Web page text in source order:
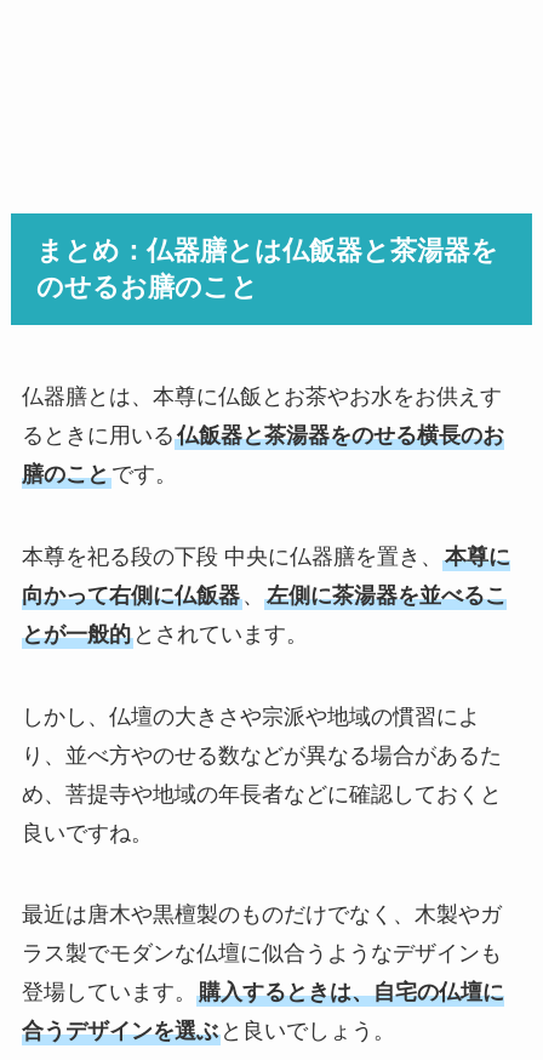
まとめ：仏器膳とは仏飯器と茶湯器を
のせるお膳のこと
仏器膳とは、本尊に仏飯とお茶やお水をお供えす
るときに用いる仏飯器と茶湯器をのせる横長のお
膳のことです。
本尊を祀る段の下段 中央に仏器膳を置き、 本尊に
向かって右側に仏飯器、 左側に茶湯器を並べるこ
とが一般的とされています。
しかし、仏壇の大きさや宗派や地域の慣習によ
り、並べ方やのせる数などが異なる場合があるた
め、菩提寺や地域の年長者などに確認しておくと
良いですね。
最近は唐木や黒檀製のものだけでなく、木製やガ
ラス製でモダンな仏壇に似合うようなデザインも
登場しています。 購入するときは、自宅の仏壇に
合うデザインを選ぶと良いでしょう。